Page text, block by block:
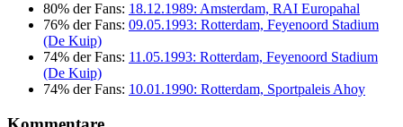
80% der Fans: 18.12.1989: Amsterdam, RAI Europahal
76% der Fans: 09.05.1993: Rotterdam, Feyenoord Stadium
(De Kuip)
74% der Fans: 11.05.1993: Rotterdam, Feyenoord Stadium
(De Kuip)
74% der Fans: 10.01.1990: Rotterdam, Sportpaleis Ahoy